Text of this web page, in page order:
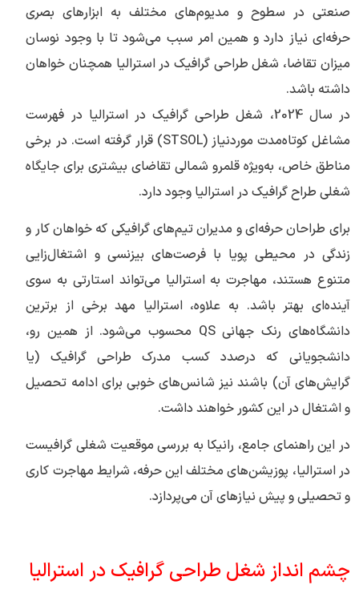
صنعتی در سطوح و مدیوم‌های مختلف به ابزارهای بصری
حرفه‌ای نیاز دارد و همین امر سبب می‌شود تا با وجود نوسان
میزان تقاضا، شغل طراحی گرافیک در استرالیا همچنان خواهان
داشته باشد.
در سال 2024، شغل طراحی گرافیک در استرالیا در فهرست
مشاغل کوتاه‌مدت موردنیاز (STSOL) قرار گرفته است. در برخی
مناطق خاص، به‌ویژه قلمرو شمالی تقاضای بیشتری برای جایگاه
شغلی طراح گرافیک در استرالیا وجود دارد.
برای طراحان حرفه‌ای و مدیران تیم‌های گرافیکی که خواهان کار و
زندگی در محیطی پویا با فرصت‌های بیزنسی و اشتغال‌زایی
متنوع هستند، مهاجرت به استرالیا می‌تواند استارتی به سوی
آینده‌ای بهتر باشد. به علاوه، استرالیا مهد برخی از برترین
دانشگاه‌های رنک جهانی QS محسوب می‌شود. از همین رو،
دانشجویانی که درصدد کسب مدرک طراحی گرافیک (یا
گرایش‌های آن) باشند نیز شانس‌های خوبی برای ادامه تحصیل
و اشتغال در این کشور خواهند داشت.
در این راهنمای جامع، رانیکا به بررسی موقعیت شغلی گرافیست
در استرالیا، پوزیشن‌های مختلف این حرفه، شرایط مهاجرت کاری
و تحصیلی و پیش نیازهای آن می‌پردازد.
چشم انداز شغل طراحی گرافیک در استرالیا